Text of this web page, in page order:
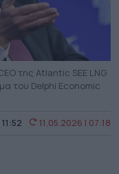
της Atlantic SEE LNG
του Delphi Economic
11.05.2026 | 07:18